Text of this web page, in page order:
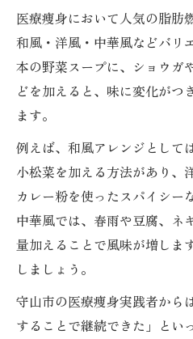
医療痩身において人気の脂肪
和風・洋風・中華風などバリ
本の野菜スープに、ショウガ
どを加えると、味に変化がつ
ます。
例えば、和風アレンジとして
小松菜を加える方法があり、
カレー粉を使ったスパイシー
中華風では、春雨や豆腐、ネ
量加えることで風味が増しま
しましょう。
守山市の医療痩身実践者から
することで継続できた」とい